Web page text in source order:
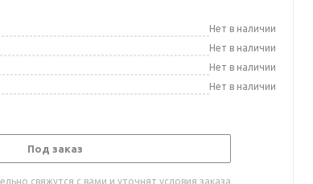
Нет в наличии
Нет в наличии
Нет в наличии
Нет в наличии
Под заказ
свяжутся с вами и уточнят условия заказа